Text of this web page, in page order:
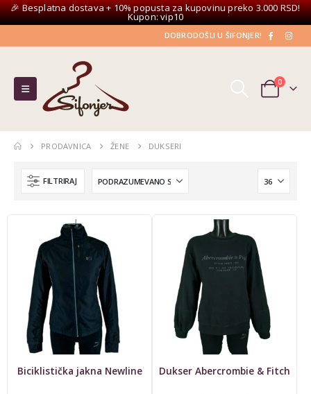
🎉 Besplatna dostava + 10% popusta za kupovinu preko 3.000 RSD!
Kupon: vip10
DOBRODOŠLI U ŠIFONJER!
0
PRODAVNICA ŽENE DUKSERI
FILTRIRAJ
Biciklistička jakna Newline Dukser Abercrombie & Fitch